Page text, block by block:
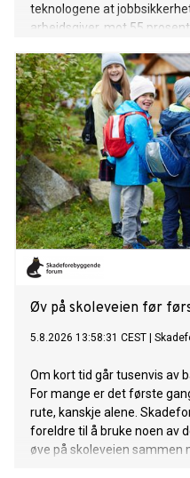
teknologene at
arbeidsgiver, mot 55
Øv på skoleveien før
5.8.2026 13:58:31 CEST
Om kort tid går tusenvis av
For mange er det første
rute, kanskje alene.
foreldre til å bruke noen av
øve på skoleveien sammen